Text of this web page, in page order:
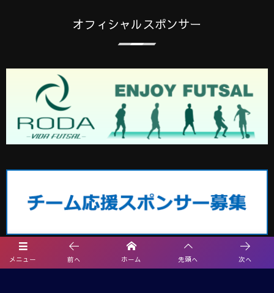
メニュー 前へ ホーム 先頭へ 次へ
オフィシャルスポンサー